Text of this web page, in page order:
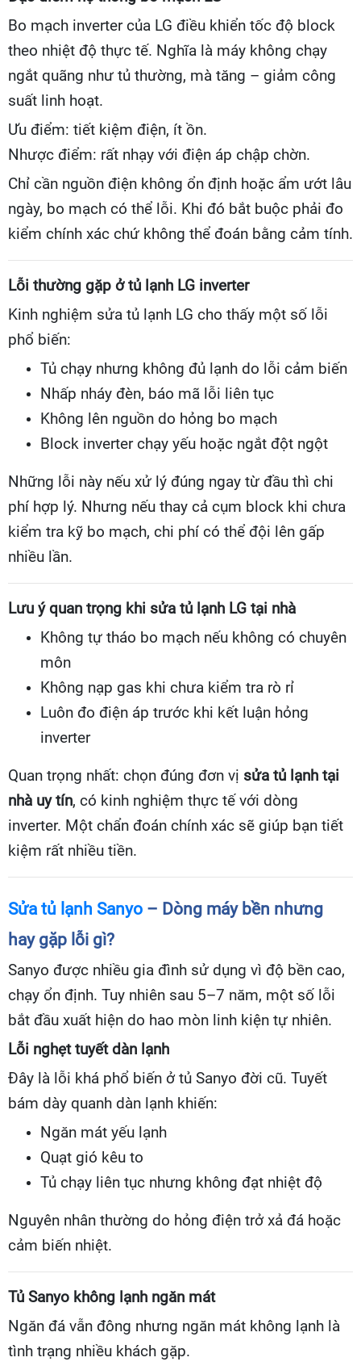
Bo mạch inverter của LG điều khiển tốc độ block
theo nhiệt độ thực tế. Nghĩa là máy không chạy
ngắt quãng như tủ thường, mà tăng – giảm công
suất linh hoạt.
Ưu điểm: tiết kiệm điện, ít ồn.
Nhược điểm: rất nhạy với điện áp chập chờn.
Chỉ cần nguồn điện không ổn định hoặc ẩm ướt lâu
ngày, bo mạch có thể lỗi. Khi đó bắt buộc phải đo
kiểm chính xác chứ không thể đoán bằng cảm tính.
Lỗi thường gặp ở tủ lạnh LG inverter
Kinh nghiệm sửa tủ lạnh LG cho thấy một số lỗi
phổ biến:
Tủ chạy nhưng không đủ lạnh do lỗi cảm biến
Nhấp nháy đèn, báo mã lỗi liên tục
Không lên nguồn do hỏng bo mạch
Block inverter chạy yếu hoặc ngắt đột ngột
Những lỗi này nếu xử lý đúng ngay từ đầu thì chi
phí hợp lý. Nhưng nếu thay cả cụm block khi chưa
kiểm tra kỹ bo mạch, chi phí có thể đội lên gấp
nhiều lần.
Lưu ý quan trọng khi sửa tủ lạnh LG tại nhà
Không tự tháo bo mạch nếu không có chuyên
môn
Không nạp gas khi chưa kiểm tra rò rỉ
Luôn đo điện áp trước khi kết luận hỏng
inverter
Quan trọng nhất: chọn đúng đơn vị sửa tủ lạnh tại
nhà uy tín, có kinh nghiệm thực tế với dòng
inverter. Một chẩn đoán chính xác sẽ giúp bạn tiết
kiệm rất nhiều tiền.
Sửa tủ lạnh Sanyo – Dòng máy bền nhưng
hay gặp lỗi gì?
Sanyo được nhiều gia đình sử dụng vì độ bền cao,
chạy ổn định. Tuy nhiên sau 5–7 năm, một số lỗi
bắt đầu xuất hiện do hao mòn linh kiện tự nhiên.
Lỗi nghẹt tuyết dàn lạnh
Đây là lỗi khá phổ biến ở tủ Sanyo đời cũ. Tuyết
bám dày quanh dàn lạnh khiến:
Ngăn mát yếu lạnh
Quạt gió kêu to
Tủ chạy liên tục nhưng không đạt nhiệt độ
Nguyên nhân thường do hỏng điện trở xả đá hoặc
cảm biến nhiệt.
Tủ Sanyo không lạnh ngăn mát
Ngăn đá vẫn đông nhưng ngăn mát không lạnh là
tình trạng nhiều khách gặp.